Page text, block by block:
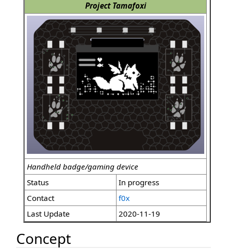
Project Tamafoxi
Handheld badge/gaming device
Status
In progress
Contact
f0x
Last Update
2020-11-19
Concept